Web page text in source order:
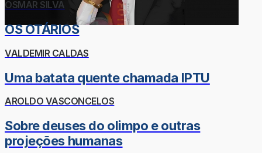
OSMAR SILVA
OS OTÁRIOS
VALDEMIR CALDAS
Uma batata quente chamada IPTU
AROLDO VASCONCELOS
Sobre deuses do olimpo e outras
projeções humanas